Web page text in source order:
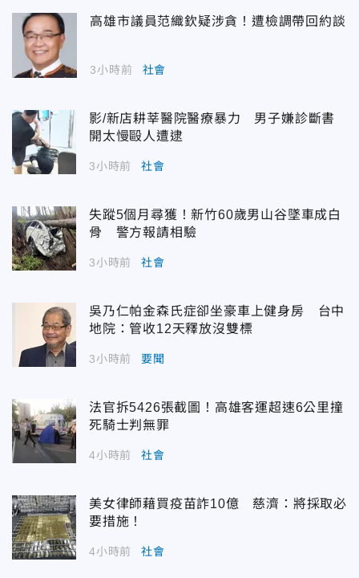
高雄市議員范織欽疑涉貪！遭檢調帶回約談
3小時前 社會
影/新店耕莘醫院醫療暴力 男子嫌診斷書
開太慢毆人遭逮
3小時前 社會
失蹤5個月尋獲！新竹60歲男山谷墜車成白
骨 警方報請相驗
3小時前 社會
吳乃仁帕金森氏症卻坐豪車上健身房 台中
地院：管收12天釋放沒雙標
3小時前 要聞
法官拆5426張截圖！高雄客運超速6公里撞
死騎士判無罪
4小時前 社會
美女律師藉買疫苗詐10億 慈濟：將採取必
要措施！
4小時前 社會